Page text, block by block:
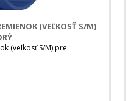
(VEĽKOSŤ S/M)
(veľkosť S/M) pre